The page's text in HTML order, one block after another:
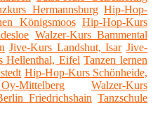
Hermannsburg Hip-Hop-
Königsmoos Hip-Hop-Kurs
Walzer-Kurs Bammental
Jive-Kurs Landshut, Isar Jive-
Hellenthal, Eifel Tanzen lernen
Hip-Hop-Kurs Schönheide,
Mittelberg
Walzer-Kurs
Friedrichshain Tanzschule